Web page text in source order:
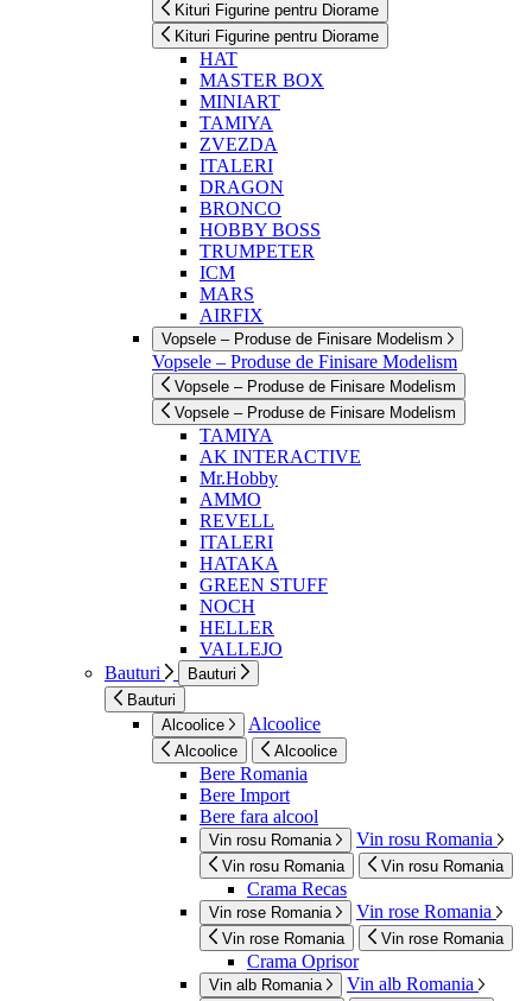
Kituri Figurine pentru Diorame
Kituri Figurine pentru Diorame
HAT
MASTER BOX
MINIART
TAMIYA
ZVEZDA
ITALERI
DRAGON
BRONCO
HOBBY BOSS
TRUMPETER
ICM
MARS
AIRFIX
Vopsele – Produse de Finisare Modelism
Vopsele – Produse de Finisare Modelism
Vopsele – Produse de Finisare Modelism
Vopsele – Produse de Finisare Modelism
TAMIYA
AK INTERACTIVE
Mr.Hobby
AMMO
REVELL
ITALERI
HATAKA
GREEN STUFF
NOCH
HELLER
VALLEJO
Bauturi
Bauturi
Bauturi
Alcoolice
Alcoolice
Alcoolice Alcoolice
Bere Romania
Bere Import
Bere fara alcool
Vin rosu Romania Vin rosu Romania
Vin rosu Romania Vin rosu Romania
Crama Recas
Vin rose Romania Vin rose Romania
Vin rose Romania Vin rose Romania
Crama Oprisor
Vin alb Romania Vin alb Romania